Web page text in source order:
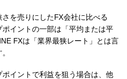
を売りにしたFX会社に比べる
イントの一部は「平均または平
FXは「業界最狭レート」とは言
イントで利益を狙う場合は、他